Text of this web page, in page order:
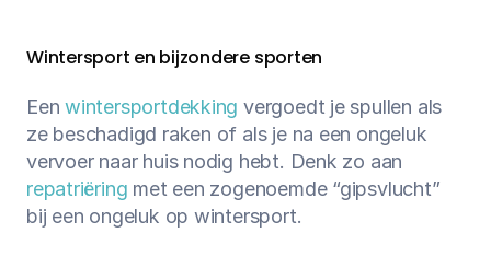
Wintersport en bijzondere sporten
Een wintersportdekking vergoedt je spullen als
ze beschadigd raken of als je na een ongeluk
repatriëring met een zogenoemde “gipsvlucht”
bij een ongeluk op wintersport.